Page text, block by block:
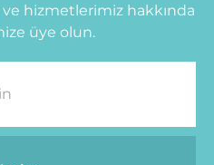
hizmetlerimiz hakkında
üye olun.